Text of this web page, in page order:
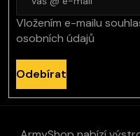
Vložením e-mailu
osobních údajů
Odebírat